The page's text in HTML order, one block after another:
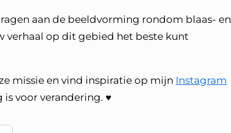
aan de beeldvorming rondom blaas- en
verhaal op dit gebied het beste kunt
missie en vind inspiratie op mijn Instagram
voor verandering. ♥️